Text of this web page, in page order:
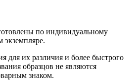
по индивидуальному
экземпляре.
для их различия и более быстрого
образцов не являются
знаком.